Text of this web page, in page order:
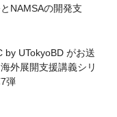
NAMSAの開発支
by UTokyoBD がお送
外展開支援講義シリ
弾